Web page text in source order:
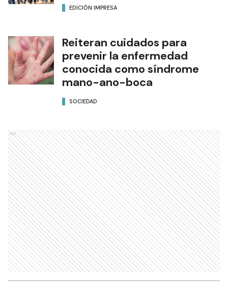
EDICIÓN IMPRESA
Reiteran cuidados para
prevenir la enfermedad
conocida como síndrome
mano-ano-boca
SOCIEDAD
Ads